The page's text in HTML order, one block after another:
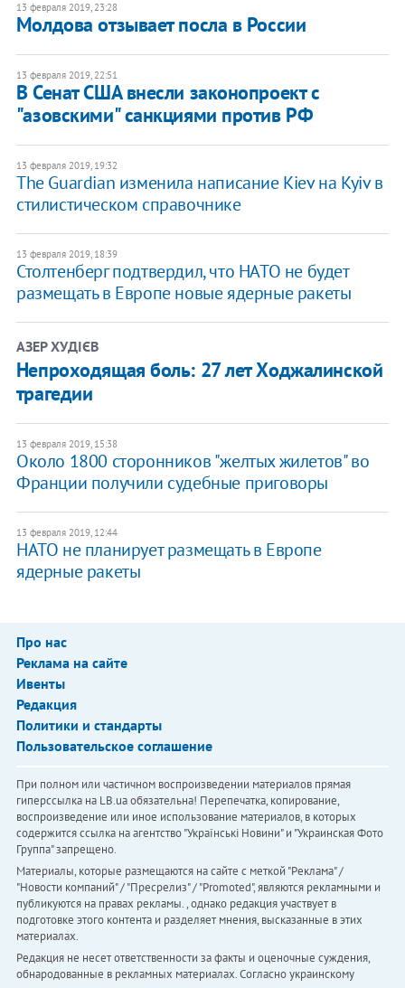
13 февраля 2019, 23:28
Молдова отзывает посла в России
13 февраля 2019, 22:51
В Сенат США внесли законопроект с
"азовскими" санкциями против РФ
13 февраля 2019, 19:32
The Guardian изменила написание Kiev на Kyiv в
стилистическом справочнике
13 февраля 2019, 18:39
Столтенберг подтвердил, что НАТО не будет
размещать в Европе новые ядерные ракеты
АЗЕР ХУДІЄВ
Непроходящая боль: 27 лет Ходжалинской
трагедии
13 февраля 2019, 15:38
Около 1800 сторонников "желтых жилетов" во
Франции получили судебные приговоры
13 февраля 2019, 12:44
НАТО не планирует размещать в Европе
ядерные ракеты
Про нас
Реклама на сайте
Ивенты
Редакция
Политики и стандарты
Пользовательское соглашение
При полном или частичном воспроизведении материалов прямая
гиперссылка на LB.ua обязательна! Перепечатка, копирование,
воспроизведение или иное использование материалов, в которых
содержится ссылка на агентство "Українськi Новини" и "Украинская Фото
Группа" запрещено.
Материалы, которые размещаются на сайте с меткой "Реклама" /
"Новости компаний" / "Пресрелиз" / "Promoted", являются рекламными и
публикуются на правах рекламы. , однако редакция участвует в
подготовке этого контента и разделяет мнения, высказанные в этих
материалах.
Редакция не несет ответственности за факты и оценочные суждения,
обнародованные в рекламных материалах. Согласно украинскому